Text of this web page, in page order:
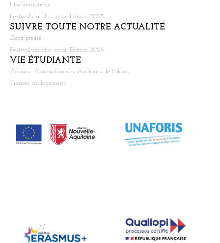
Nos formations
Festival du film social Edition 2025
SUIVRE TOUTE NOTRE ACTUALITÉ
Zone presse
Festival du film social Edition 2025
VIE ÉTUDIANTE
Adonis : Association des étudiants de Polaris
Trouver un logement